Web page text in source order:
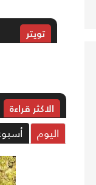
تويتر
الاکثر قراءة
اليوم